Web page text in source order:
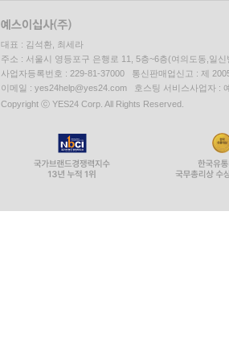
대표 : 김석환, 최세라
주소 : 서울시 영등포구 은행로 11, 5층~6층(여의도동,일신
사업자등록번호 : 229-81-37000 통신판매업신고 : 제
이메일 : yes24help@yes24.com 호스팅 서비스사업자 :
Copyright ⓒ YES24 Corp. All Rights Reserved.